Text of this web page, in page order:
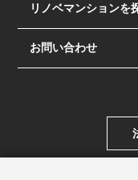
リノベマンションを
お問い合わせ